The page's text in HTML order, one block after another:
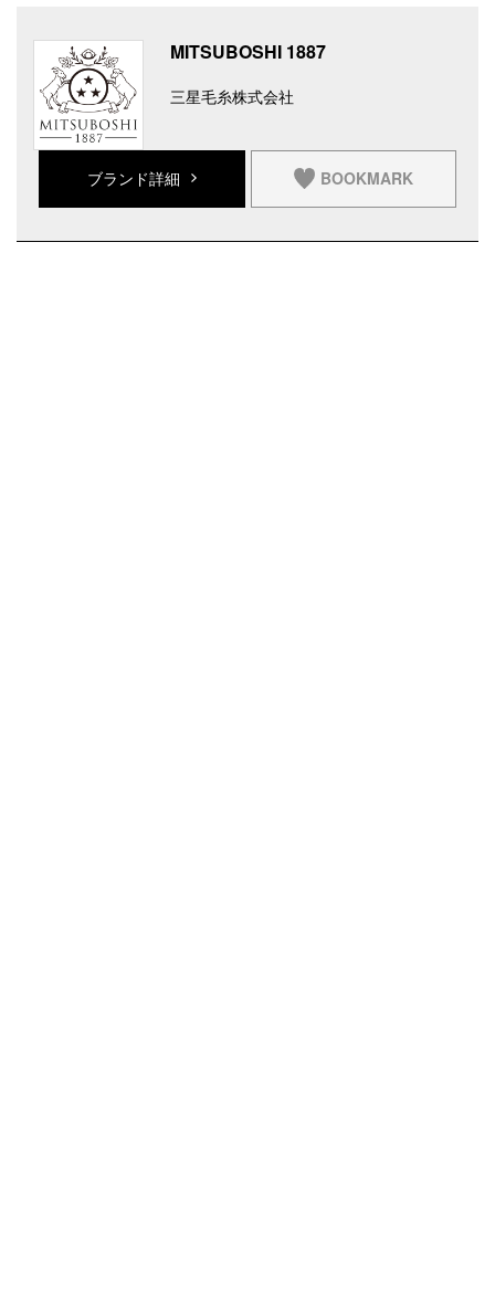
MITSUBOSHI 1887
三星毛糸株式会社
ブランド詳細 BOOKMARK